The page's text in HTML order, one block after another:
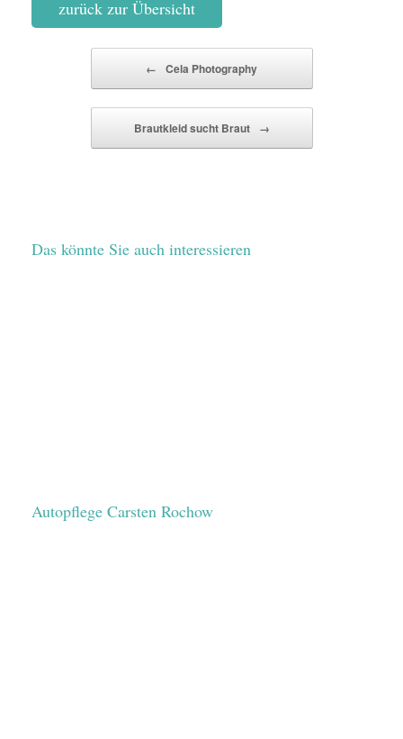
zurück zur Übersicht
← Cela Photography
Brautkleid sucht Braut →
Das könnte Sie auch interessieren
Autopflege Carsten Rochow